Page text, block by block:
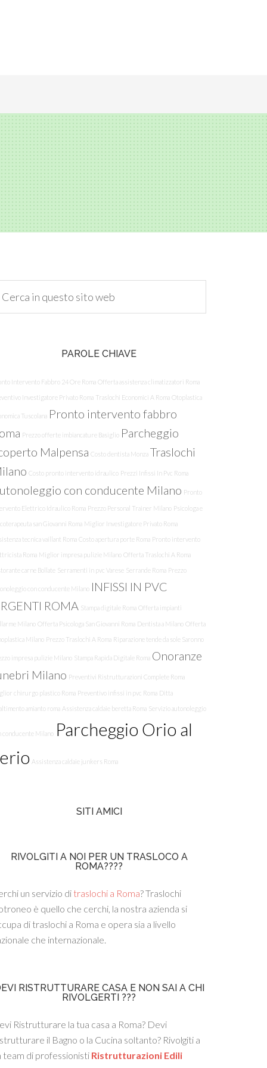
PAROLE CHIAVE
Intervento Fabbro 24 Ore Roma Offerta assistenza climatizzatori Roma
Investigatore Privato Roma Traslochi Economici A Roma Otoplastica
Tuscolana Pronto intervento fabbro
Prezzo offerte imbiancature Basiglio Parcheggio
Malpensa Costo dentista Monza Traslochi
Costo pronto intervento idraulico Prezzi Infissi In Pvc Roma
con conducente Milano Pronto
Elettrico Idraulico Roma Prezzo Personal Trainer Milano Psicologa e
san Giovanni Roma Miglior Investigatore Privato Roma
tecnica vaillant Roma Costo apertura porte Roma Pronto intervento
Roma Miglior impresa pulizie Milano Offerta Traslochi A Roma
carne Bollate Serramenti in pvc Varese Serrande Roma Prezzo
con conducente Milano INFISSI IN PVC
ROMA Stampa digitale Roma Offerta impianti
Milano Offerta Psicologa San Giovanni Roma Dentista a Milano Offerta
Milano Prezzo Traslochi A Roma Riparazione tende da sole Saronno
impresa pulizie Milano Stampa Rapida Digitale Roma Onoranze
Milano Preventivi Ristrutturazioni Complete Roma
chirurgo plastico Roma Preventivo infissi in pvc Roma Ditta
amianto roma Assistenza caldaie beretta Roma Servizio autonoleggio
conducente Milano Parcheggio Orio al
Assistenza caldaie junkers Roma
SITI AMICI
RIVOLGITI A NOI PER UN TRASLOCO A
ROMA????
un servizio di traslochi a Roma? Traslochi
è quello che cerchi, la nostra azienda si
di traslochi a Roma e opera sia a livello
che internazionale.
RISTRUTTURARE CASA E NON SAI A CHI
RIVOLGERTI ???
Ristrutturare la tua casa a Roma? Devi
il Bagno o la Cucina soltanto? Rivolgiti a
team di professionisti Ristrutturazioni Edili